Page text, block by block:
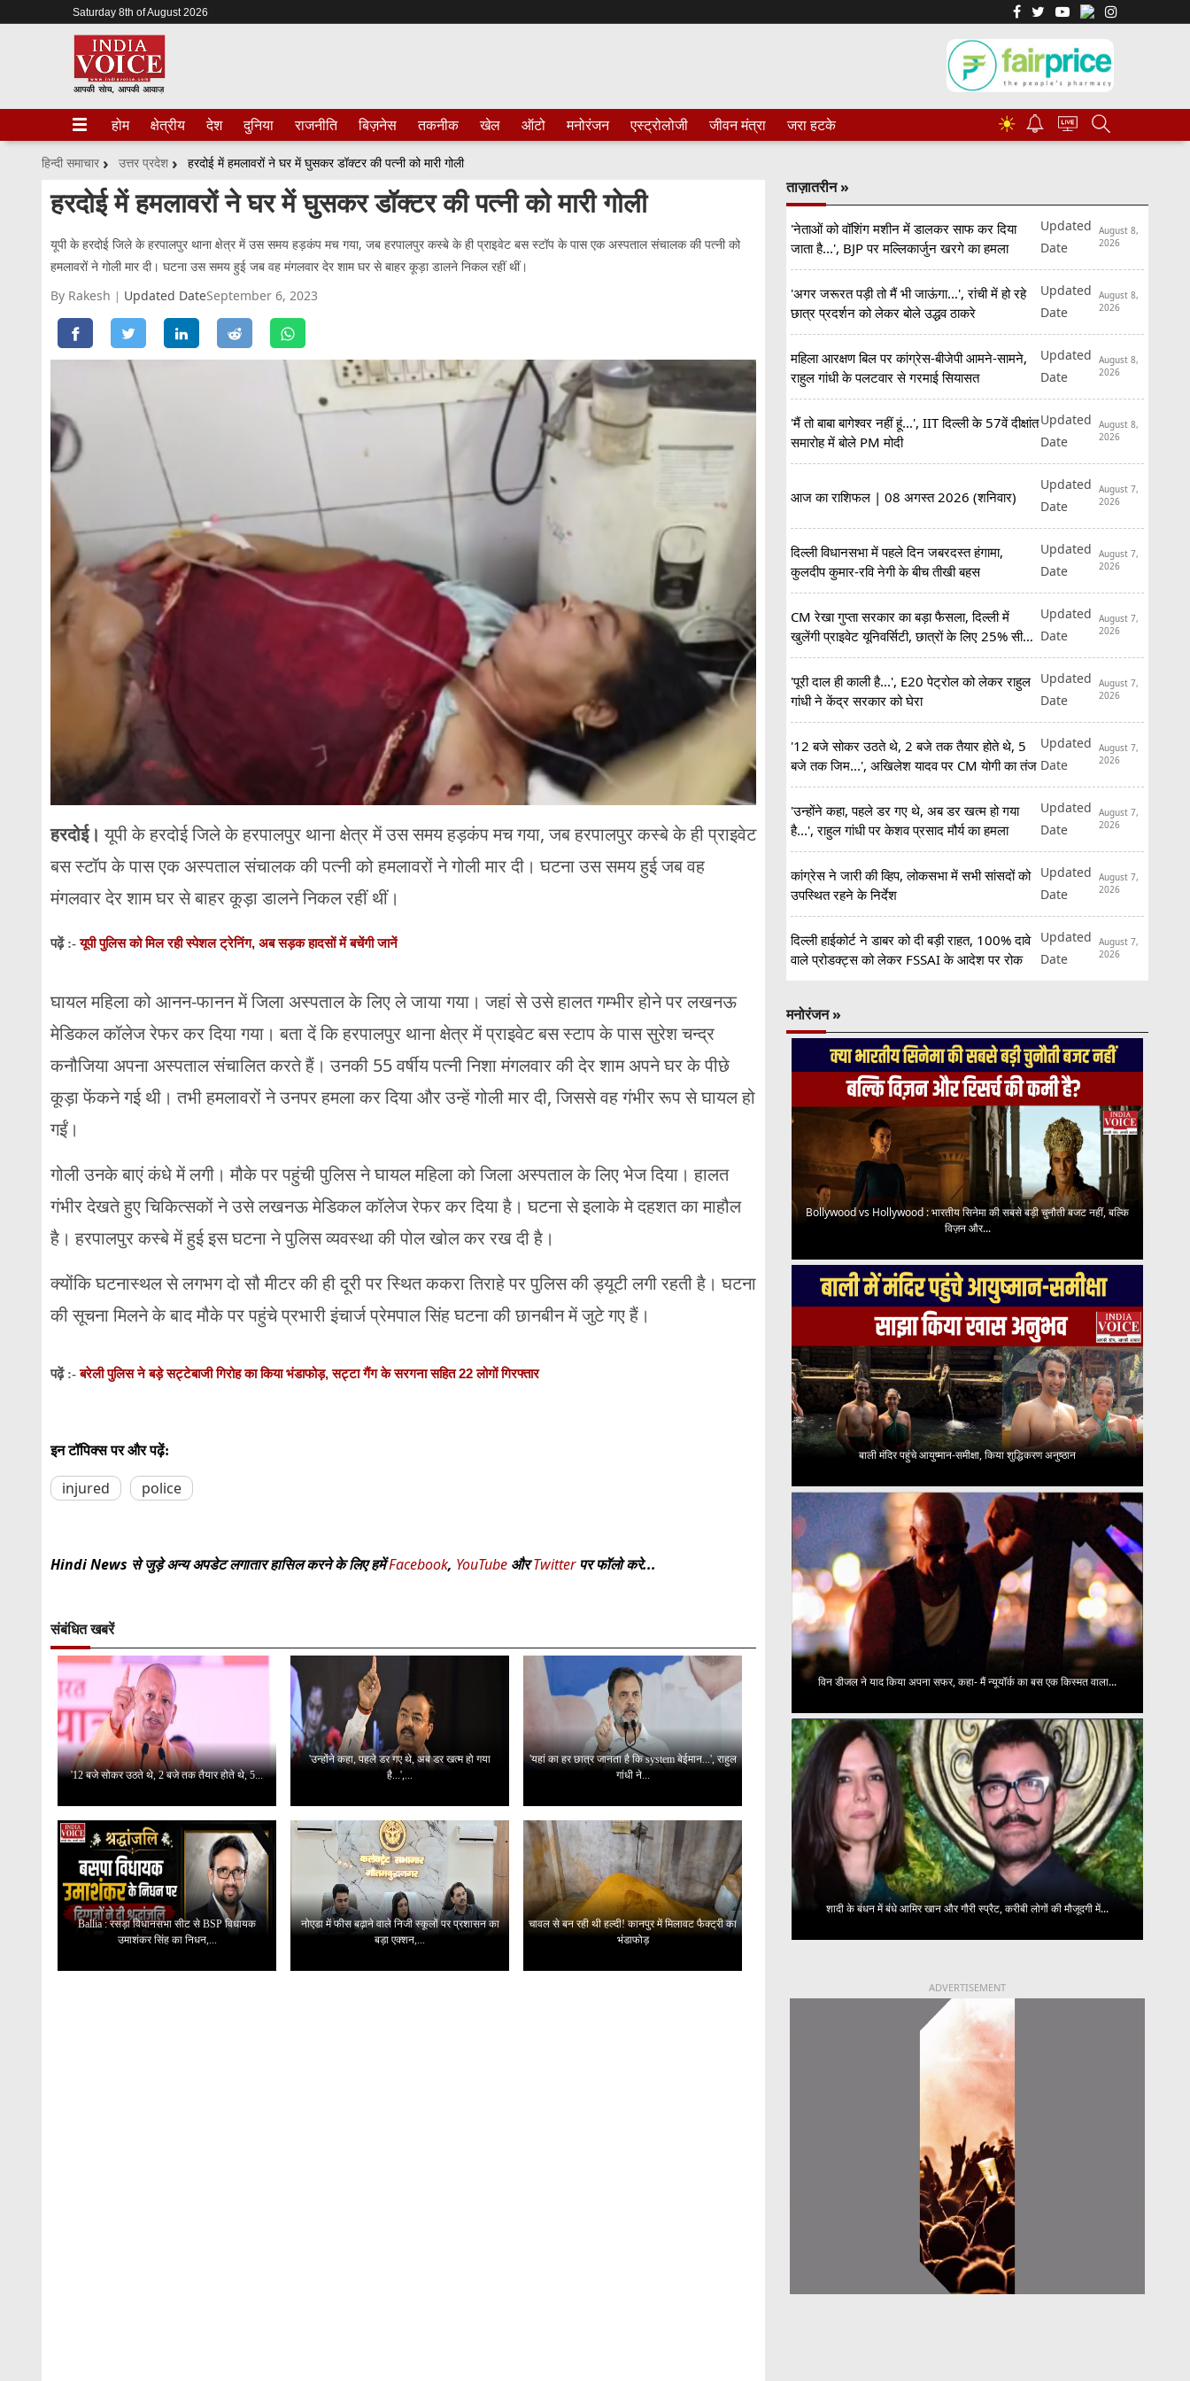
Saturday 8th of August 2026
होम क्षेत्रीय देश दुनिया राजनीति बिज़नेस तकनीक खेल ऑटो मनोरंजन एस्ट्रोलोजी जीवन मंत्रा जरा हटके ☀
हिन्दी समाचार उत्तर प्रदेश हरदोई में हमलावरों ने घर में घुसकर डॉक्टर की पत्नी को मारी गोली
हरदोई में हमलावरों ने घर में घुसकर डॉक्टर की पत्नी को मारी गोली
यूपी के हरदोई जिले के हरपालपुर थाना क्षेत्र में उस समय हड़कंप मच गया, जब हरपालपुर कस्बे के ही प्राइवेट बस स्टॉप के पास एक अस्पताल संचालक की पत्नी को
हमलावरों ने गोली मार दी। घटना उस समय हुई जब वह मंगलवार देर शाम घर से बाहर कूड़ा डालने निकल रहीं थीं।
By Rakesh
Updated DateSeptember 6, 2023
हरदोई।यूपी के हरदोई जिले के हरपालपुर थाना क्षेत्र में उस समय हड़कंप मच गया, जब हरपालपुर कस्बे के ही प्राइवेट
बस स्टॉप के पास एक अस्पताल संचालक की पत्नी को हमलावरों ने गोली मार दी। घटना उस समय हुई जब वह
मंगलवार देर शाम घर से बाहर कूड़ा डालने निकल रहीं थीं।
पढ़ें :-यूपी पुलिस को मिल रही स्पेशल ट्रेनिंग, अब सड़क हादसों में बचेंगी जानें
घायल महिला को आनन-फानन में जिला अस्पताल के लिए ले जाया गया। जहां से उसे हालत गम्भीर होने पर लखनऊ
मेडिकल कॉलेज रेफर कर दिया गया। बता दें कि हरपालपुर थाना क्षेत्र में प्राइवेट बस स्टाप के पास सुरेश चन्द्र
कनौजिया अपना अस्पताल संचालित करते हैं। उनकी 55 वर्षीय पत्नी निशा मंगलवार की देर शाम अपने घर के पीछे
कूड़ा फेंकने गई थी। तभी हमलावरों ने उनपर हमला कर दिया और उन्हें गोली मार दी, जिससे वह गंभीर रूप से घायल हो
गईं।
गोली उनके बाएं कंधे में लगी। मौके पर पहुंची पुलिस ने घायल महिला को जिला अस्पताल के लिए भेज दिया। हालत
गंभीर देखते हुए चिकित्सकों ने उसे लखनऊ मेडिकल कॉलेज रेफर कर दिया है। घटना से इलाके मे दहशत का माहौल
है। हरपालपुर कस्बे में हुई इस घटना ने पुलिस व्यवस्था की पोल खोल कर रख दी है।
क्योंकि घटनास्थल से लगभग दो सौ मीटर की ही दूरी पर स्थित ककरा तिराहे पर पुलिस की ड्यूटी लगी रहती है। घटना
की सूचना मिलने के बाद मौके पर पहुंचे प्रभारी इंचार्ज प्रेमपाल सिंह घटना की छानबीन में जुटे गए हैं।
पढ़ें :-बरेली पुलिस ने बड़े सट्टेबाजी गिरोह का किया भंडाफोड़, सट्टा गैंग के सरगना सहित 22 लोगों गिरफ्तार
इन टॉपिक्स पर और पढ़ें:
injured police
Hindi News से जुड़े अन्य अपडेट लगातार हासिल करने के लिए हमेंFacebook, YouTube औरTwitterपर फॉलो करे...
संबंधित खबरें
'12 बजे सोकर उठते थे, 2 बजे तक तैयार होते थे, 5...
'उन्होंने कहा, पहले डर गए थे, अब डर खत्म हो गया
है...',...
'यहां का हर छात्र जानता है कि system बेईमान...', राहुल
गांधी ने...
Ballia : रसड़ा विधानसभा सीट से BSP विधायक
उमाशंकर सिंह का निधन,...
नोएडा में फीस बढ़ाने वाले निजी स्कूलों पर प्रशासन का
बड़ा एक्शन,...
चावल से बन रही थी हल्दी! कानपुर में मिलावट फैक्ट्री का
भंडाफोड़
ताज़ातरीन »
'नेताओं को वॉशिंग मशीन में डालकर साफ कर दिया
जाता है...', BJP पर मल्लिकार्जुन खरगे का हमला
Updated
Date
August 8,
2026
'अगर जरूरत पड़ी तो मैं भी जाऊंगा...', रांची में हो रहे
छात्र प्रदर्शन को लेकर बोले उद्धव ठाकरे
Updated
Date
August 8,
2026
महिला आरक्षण बिल पर कांग्रेस-बीजेपी आमने-सामने,
राहुल गांधी के पलटवार से गरमाई सियासत
Updated
Date
August 8,
2026
'मैं तो बाबा बागेश्वर नहीं हूं...', IIT दिल्ली के 57वें दीक्षांत
समारोह में बोले PM मोदी
Updated
Date
August 8,
2026
आज का राशिफल | 08 अगस्त 2026 (शनिवार)
Updated
Date
August 7,
2026
दिल्ली विधानसभा में पहले दिन जबरदस्त हंगामा,
कुलदीप कुमार-रवि नेगी के बीच तीखी बहस
Updated
Date
August 7,
2026
CM रेखा गुप्ता सरकार का बड़ा फैसला, दिल्ली में
खुलेंगी प्राइवेट यूनिवर्सिटी, छात्रों के लिए 25% सीटें
रिजर्व
Updated
Date
August 7,
2026
'पूरी दाल ही काली है...', E20 पेट्रोल को लेकर राहुल
गांधी ने केंद्र सरकार को घेरा
Updated
Date
August 7,
2026
'12 बजे सोकर उठते थे, 2 बजे तक तैयार होते थे, 5
बजे तक जिम...', अखिलेश यादव पर CM योगी का तंज
Updated
Date
August 7,
2026
'उन्होंने कहा, पहले डर गए थे, अब डर खत्म हो गया
है...', राहुल गांधी पर केशव प्रसाद मौर्य का हमला
Updated
Date
August 7,
2026
कांग्रेस ने जारी की व्हिप, लोकसभा में सभी सांसदों को
उपस्थित रहने के निर्देश
Updated
Date
August 7,
2026
दिल्ली हाईकोर्ट ने डाबर को दी बड़ी राहत, 100% दावे
वाले प्रोडक्ट्स को लेकर FSSAI के आदेश पर रोक
Updated
Date
August 7,
2026
मनोरंजन »
Bollywood vs Hollywood : भारतीय सिनेमा की सबसे बड़ी चुनौती बजट नहीं, बल्कि
विज़न और...
बाली मंदिर पहुंचे आयुष्मान-समीक्षा, किया शुद्धिकरण अनुष्ठान
विन डीजल ने याद किया अपना सफर, कहा- मैं न्यूयॉर्क का बस एक किस्मत वाला...
शादी के बंधन में बंधे आमिर खान और गौरी स्प्रैट, करीबी लोगों की मौजूदगी में...
ADVERTISEMENT